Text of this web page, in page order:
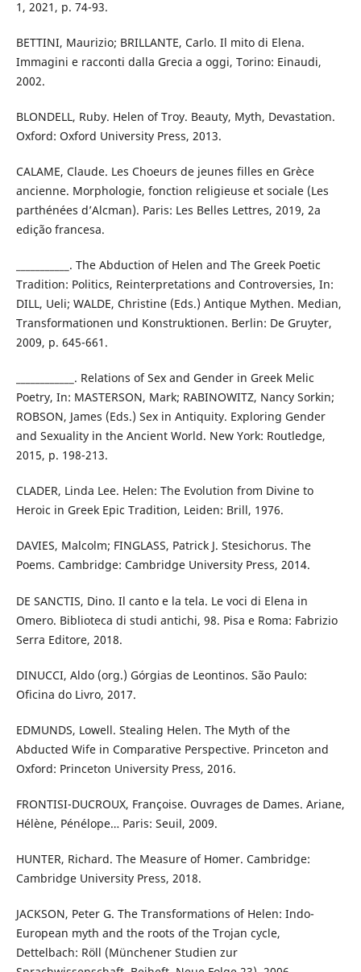
1, 2021, p. 74-93.
BETTINI, Maurizio; BRILLANTE, Carlo. Il mito di Elena.
Immagini e racconti dalla Grecia a oggi, Torino: Einaudi,
2002.
BLONDELL, Ruby. Helen of Troy. Beauty, Myth, Devastation.
Oxford: Oxford University Press, 2013.
CALAME, Claude. Les Choeurs de jeunes filles en Grèce
ancienne. Morphologie, fonction religieuse et sociale (Les
parthénées d’Alcman). Paris: Les Belles Lettres, 2019, 2a
edição francesa.
___________. The Abduction of Helen and The Greek Poetic
Tradition: Politics, Reinterpretations and Controversies, In:
DILL, Ueli; WALDE, Christine (Eds.) Antique Mythen. Median,
Transformationen und Konstruktionen. Berlin: De Gruyter,
2009, p. 645-661.
____________. Relations of Sex and Gender in Greek Melic
Poetry, In: MASTERSON, Mark; RABINOWITZ, Nancy Sorkin;
ROBSON, James (Eds.) Sex in Antiquity. Exploring Gender
and Sexuality in the Ancient World. New York: Routledge,
2015, p. 198-213.
CLADER, Linda Lee. Helen: The Evolution from Divine to
Heroic in Greek Epic Tradition, Leiden: Brill, 1976.
DAVIES, Malcolm; FINGLASS, Patrick J. Stesichorus. The
Poems. Cambridge: Cambridge University Press, 2014.
DE SANCTIS, Dino. Il canto e la tela. Le voci di Elena in
Omero. Biblioteca di studi antichi, 98. Pisa e Roma: Fabrizio
Serra Editore, 2018.
DINUCCI, Aldo (org.) Górgias de Leontinos. São Paulo:
Oficina do Livro, 2017.
EDMUNDS, Lowell. Stealing Helen. The Myth of the
Abducted Wife in Comparative Perspective. Princeton and
Oxford: Princeton University Press, 2016.
FRONTISI-DUCROUX, Françoise. Ouvrages de Dames. Ariane,
Hélène, Pénélope… Paris: Seuil, 2009.
HUNTER, Richard. The Measure of Homer. Cambridge:
Cambridge University Press, 2018.
JACKSON, Peter G. The Transformations of Helen: Indo-
European myth and the roots of the Trojan cycle,
Dettelbach: Röll (Münchener Studien zur